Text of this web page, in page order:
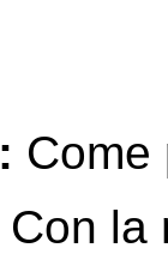
Come